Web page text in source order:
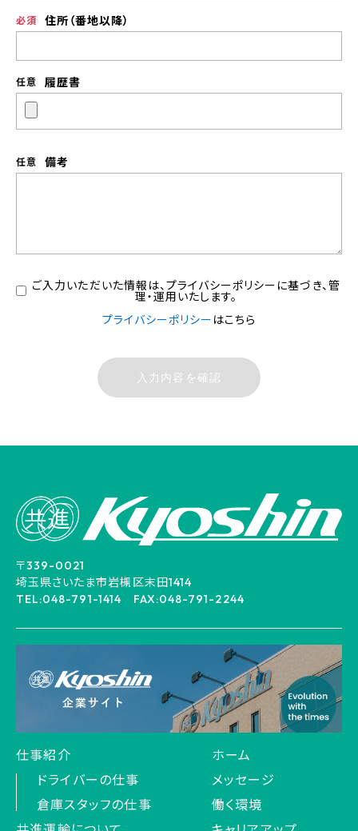
住所（番地以降）
履歴書
備考
ご入力いただいた情報は、プライバシーポリシーに基づき、管
理・運用いたします。
プライバシーポリシー はこちら
入力内容を確認
〒339-0021
埼玉県さいたま市岩槻区末田1414
TEL:048-791-1414 FAX:048-791-2244
仕事紹介
ドライバーの仕事
倉庫スタッフの仕事
ホーム
メッセージ
働く環境